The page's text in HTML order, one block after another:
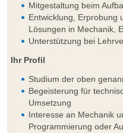
Mitgestaltung beim
Entwicklung, Erprobung
Lösungen in Mechanik,
Unterstützung bei
Ihr Profil
Studium der oben
Begeisterung für
Umsetzung
Interesse an Mechanik
Programmierung oder